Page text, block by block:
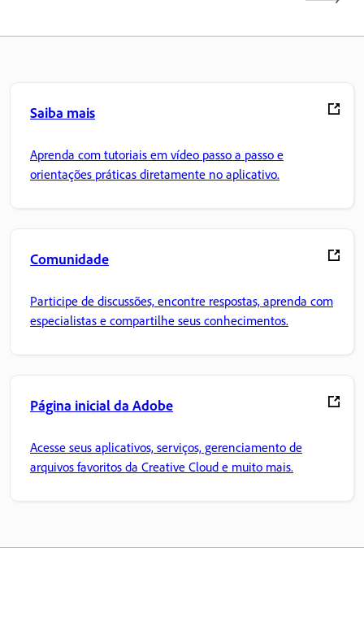
Saiba mais
Aprenda com tutoriais em vídeo passo a passo e
orientações práticas diretamente no aplicativo.
Comunidade
Participe de discussões, encontre respostas, aprenda com
especialistas e compartilhe seus conhecimentos.
Página inicial da Adobe
Acesse seus aplicativos, serviços, gerenciamento de
arquivos favoritos da Creative Cloud e muito mais.